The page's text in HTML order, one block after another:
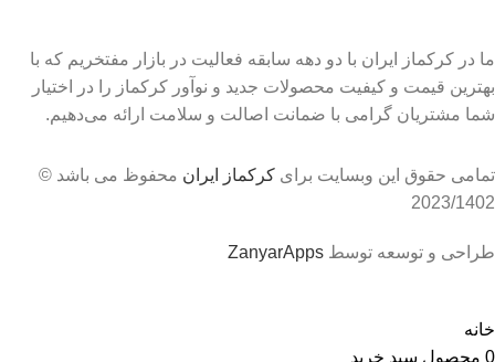
ما در کرکماز ایران با دو دهه سابقه فعالیت در بازار مفتخریم که با
بهترین قیمت و کیفیت محصولات جدید و نوآور کرکماز را در اختیار
شما مشتریان گرامی با ضمانت اصالت و سلامت ارائه می‌دهیم.
تمامی حقوق این وبسایت برای کرکماز ایران محفوظ می باشد ©
2023/1402
طراحی و توسعه توسط ZanyarApps
خانه
0 محصول سبد خرید